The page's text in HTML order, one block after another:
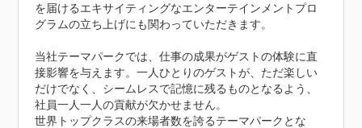
を届けるエキサイティングなエンターテインメントプロ
グラムの立ち上げにも関わっていただきます。
当社テーマパークでは、仕事の成果がゲストの体験に直
接影響を与えます。一人ひとりのゲストが、ただ楽しい
だけでなく、シームレスで記憶に残るものとなるよう、
社員一人一人の貢献が欠かせません。
世界トップクラスの来場者数を誇るテーマパークとな